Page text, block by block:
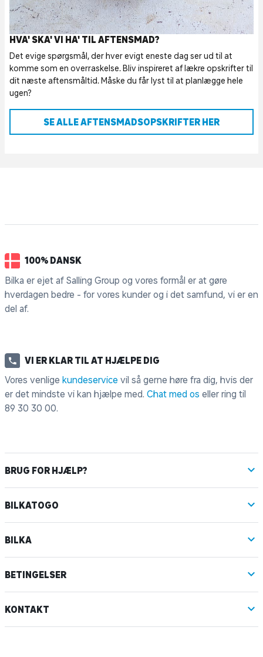
HVA' SKA' VI HA' TIL AFTENSMAD?
Det evige spørgsmål, der hver evigt eneste dag ser ud til at
komme som en overraskelse. Bliv inspireret af lækre opskrifter til
dit næste aftensmåltid. Måske du får lyst til at planlægge hele
ugen?
SE ALLE AFTENSMADSOPSKRIFTER HER
100% DANSK
Bilka er ejet af Salling Group og vores formål er at gøre
hverdagen bedre - for vores kunder og i det samfund, vi er en
del af.
VI ER KLAR TIL AT HJÆLPE DIG
Vores venlige kundeservice vil så gerne høre fra dig, hvis der
er det mindste vi kan hjælpe med. Chat med os eller ring til
89 30 30 00.
BRUG FOR HJÆLP?
BILKATOGO
BILKA
BETINGELSER
KONTAKT